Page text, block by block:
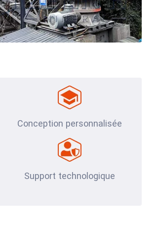
Conception personnalisée
Support technologique